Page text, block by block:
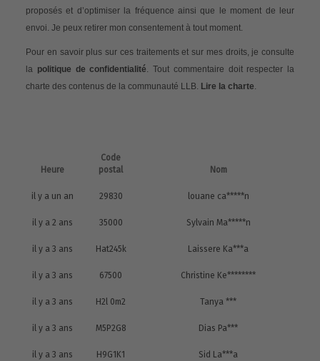
proposés et d’optimiser la fréquence ainsi que le moment de leur
envoi. Je peux retirer mon consentement à tout moment.
Pour en savoir plus sur ces traitements et sur mes droits, je consulte
la politique de confidentialité. Tout commentaire doit respecter la
charte des contenus de la communauté LLB. Lire la charte.
Heure
Code
postal
Nom
il y a un an 29830 louane ca*****n
il y a 2 ans 35000 Sylvain Ma*****n
il y a 3 ans Hat245k Laissere Ka***a
il y a 3 ans 67500 Christine Ke********
il y a 3 ans H2l 0m2 Tanya ***
il y a 3 ans M5P2G8 Dias Pa***
il y a 3 ans H9G1K1 Sid La***a